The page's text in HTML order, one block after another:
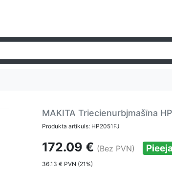
MAKITA Triecienurbjmašīna
Produkta artikuls: HP2051FJ
172.09 € (Bez PVN)
36.13 € PVN (21%)